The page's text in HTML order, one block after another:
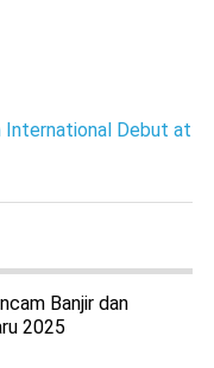
International Debut at
Banjir dan
2025